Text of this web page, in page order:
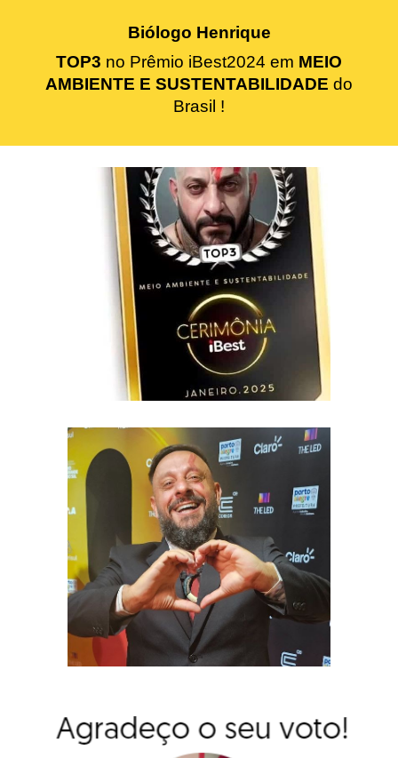
Biólogo Henrique
TOP3 no Prêmio iBest2024 em MEIO
AMBIENTE E SUSTENTABILIDADE do
Brasil !